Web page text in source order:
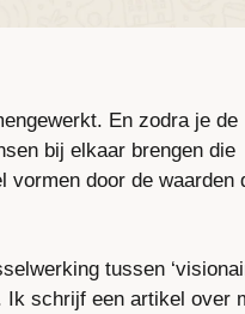
En zodra je de
bij elkaar brengen die
vormen door de waarden
tussen
Ik schrijf een artikel over